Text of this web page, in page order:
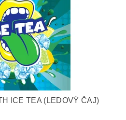
ICE TEA (LEDOVÝ ČAJ)